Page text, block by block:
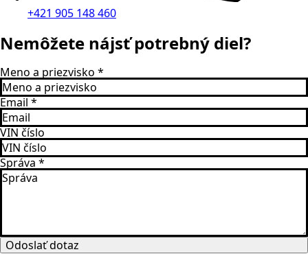
+421 905 148 460
Nemôžete nájsť potrebný diel?
Meno a priezvisko *
Email *
VIN číslo
Správa *
Odoslať dotaz